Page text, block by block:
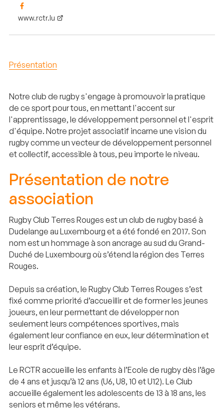
www.rctr.lu
Présentation
Notre club de rugby s'engage à promouvoir la pratique
de ce sport pour tous, en mettant l'accent sur
l'apprentissage, le développement personnel et l'esprit
d'équipe. Notre projet associatif incarne une vision du
rugby comme un vecteur de développement personnel
et collectif, accessible à tous, peu importe le niveau.
Présentation de notre
association
Rugby Club Terres Rouges est un club de rugby basé à
Dudelange au Luxembourg et a été fondé en 2017. Son
nom est un hommage à son ancrage au sud du Grand-
Duché de Luxembourg où s’étend la région des Terres
Rouges.
Depuis sa création, le Rugby Club Terres Rouges s’est
fixé comme priorité d’accueillir et de former les jeunes
joueurs, en leur permettant de développer non
seulement leurs compétences sportives, mais
également leur confiance en eux, leur détermination et
leur esprit d’équipe.
Le RCTR accueille les enfants à l’Ecole de rugby dès l’âge
de 4 ans et jusqu’à 12 ans (U6, U8, 10 et U12). Le Club
accueille également les adolescents de 13 à 18 ans, les
seniors et même les vétérans.